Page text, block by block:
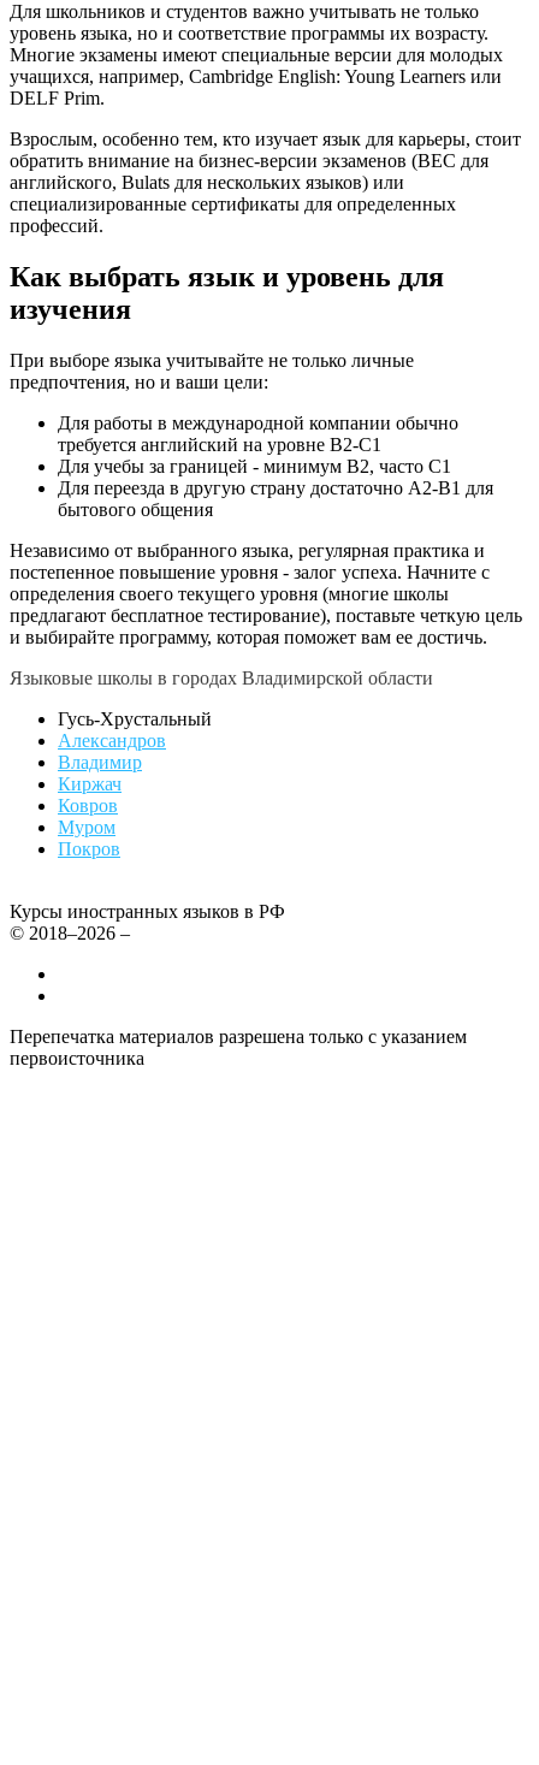
Для школьников и студентов важно учитывать не только
уровень языка, но и соответствие программы их возрасту.
Многие экзамены имеют специальные версии для молодых
учащихся, например, Cambridge English: Young Learners или
DELF Prim.
Взрослым, особенно тем, кто изучает язык для карьеры, стоит
обратить внимание на бизнес-версии экзаменов (BEC для
английского, Bulats для нескольких языков) или
специализированные сертификаты для определенных
профессий.
Как выбрать язык и уровень для
изучения
При выборе языка учитывайте не только личные
предпочтения, но и ваши цели:
Для работы в международной компании обычно
требуется английский на уровне B2-C1
Для учебы за границей - минимум B2, часто C1
Для переезда в другую страну достаточно A2-B1 для
бытового общения
Независимо от выбранного языка, регулярная практика и
постепенное повышение уровня - залог успеха. Начните с
определения своего текущего уровня (многие школы
предлагают бесплатное тестирование), поставьте четкую цель
и выбирайте программу, которая поможет вам ее достичь.
Языковые школы в городах Владимирской области
Гусь-Хрустальный
Александров
Владимир
Киржач
Ковров
Муром
Покров
Курсы иностранных языков в РФ
© 2018–2026 –
Перепечатка материалов разрешена только с указанием
первоисточника